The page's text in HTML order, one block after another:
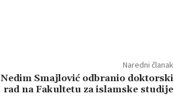
Naredni članak
Nedim Smajlović odbranio doktorski
rad na Fakultetu za islamske studije